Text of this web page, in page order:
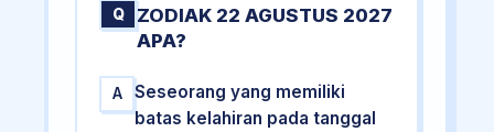
Q
ZODIAK 22 AGUSTUS 2027
APA?
A
Seseorang yang memiliki
batas kelahiran pada tanggal